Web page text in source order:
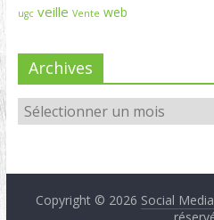
ugc veille Vente web
Archives
Copyright © 2026 Social